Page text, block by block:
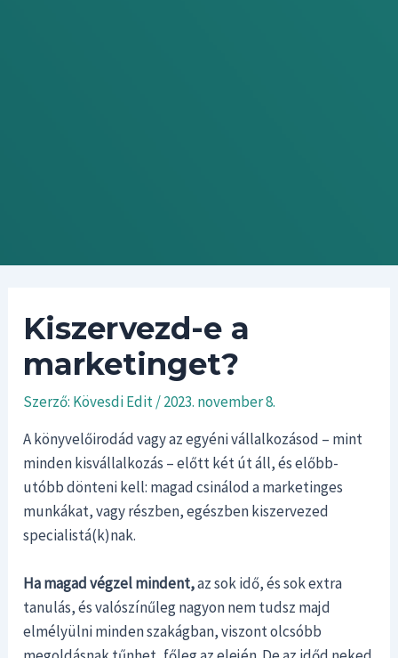
Kiszervezd-e a
marketinget?
Szerző: Kövesdi Edit/2023. november 8.
A könyvelőirodád vagy az egyéni vállalkozásod – mint
minden kisvállalkozás – előtt két út áll, és előbb-
utóbb dönteni kell: magad csinálod a marketinges
munkákat, vagy részben, egészben kiszervezed
specialistá(k)nak.
Ha magad végzel mindent,az sok idő, és sok extra
tanulás, és valószínűleg nagyon nem tudsz majd
elmélyülni minden szakágban, viszont olcsóbb